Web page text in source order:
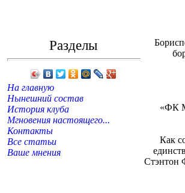
Разделы
На главную
Нынешний состав
История клуба
Мгновения настоящего...
Контакты
Все статьи
Ваше мнения
«ФК
Как
Стэнтон